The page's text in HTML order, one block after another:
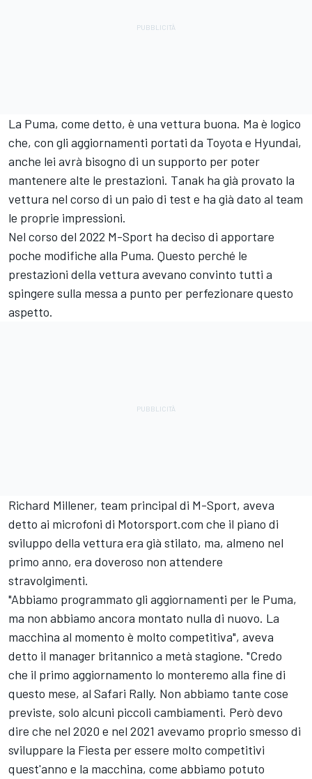
La Puma, come detto, è una vettura buona. Ma è logico
che, con gli aggiornamenti portati da Toyota e Hyundai,
anche lei avrà bisogno di un supporto per poter
mantenere alte le prestazioni. Tanak ha già provato la
vettura nel corso di un paio di test e ha già dato al team
le proprie impressioni.
Nel corso del 2022 M-Sport ha deciso di apportare
poche modifiche alla Puma. Questo perché le
prestazioni della vettura avevano convinto tutti a
spingere sulla messa a punto per perfezionare questo
aspetto.
Richard Millener, team principal di M-Sport, aveva
detto ai microfoni di Motorsport.com che il piano di
sviluppo della vettura era già stilato, ma, almeno nel
primo anno, era doveroso non attendere
stravolgimenti.
"Abbiamo programmato gli aggiornamenti per le Puma,
ma non abbiamo ancora montato nulla di nuovo. La
macchina al momento è molto competitiva", aveva
detto il manager britannico a metà stagione. "Credo
che il primo aggiornamento lo monteremo alla fine di
questo mese, al Safari Rally. Non abbiamo tante cose
previste, solo alcuni piccoli cambiamenti. Però devo
dire che nel 2020 e nel 2021 avevamo proprio smesso di
sviluppare la Fiesta per essere molto competitivi
quest'anno e la macchina, come abbiamo potuto